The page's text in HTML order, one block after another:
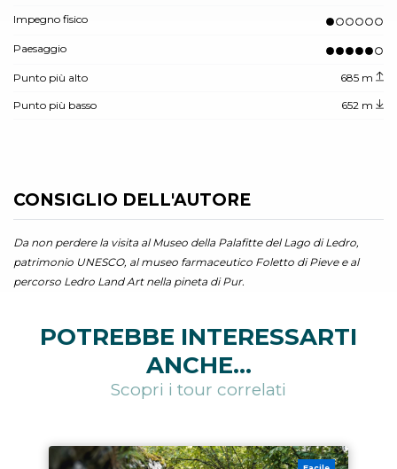
Impegno fisico
Paesaggio
Punto più alto 685 m
Punto più basso 652 m
CONSIGLIO DELL'AUTORE
Da non perdere la visita al Museo della Palafitte del Lago di Ledro,
patrimonio UNESCO, al museo farmaceutico Foletto di Pieve e al
percorso Ledro Land Art nella pineta di Pur.
POTREBBE INTERESSARTI
ANCHE...
Scopri i tour correlati